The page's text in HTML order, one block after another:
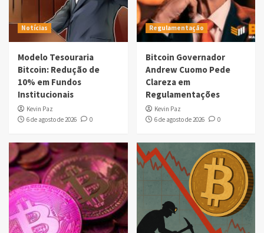
Notícias
Modelo Tesouraria
Bitcoin: Redução de
10% em Fundos
Institucionais
Kevin Paz
6 de agosto de 2026
0
Regulamentação
Bitcoin Governador
Andrew Cuomo Pede
Clareza em
Regulamentações
Kevin Paz
6 de agosto de 2026
0